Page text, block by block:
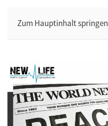
Zum Hauptinhalt springen